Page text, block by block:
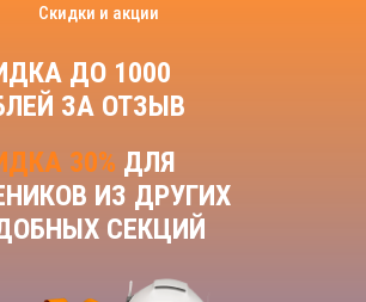
30% ДЛЯ
ИЗ ДРУГИХ
СЕКЦИЙ
Скидки и акции
ДО 1000
ЗА ОТЗЫВ